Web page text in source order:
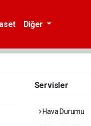
Diğer
Servisler
Hava Durumu